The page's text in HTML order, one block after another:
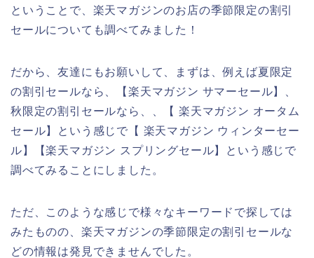
ということで、楽天マガジンのお店の季節限定の割引
セールについても調べてみました！
だから、友達にもお願いして、まずは、例えば夏限定
の割引セールなら、【楽天マガジン サマーセール】、
秋限定の割引セールなら、、【 楽天マガジン オータム
セール】という感じで【 楽天マガジン ウィンターセー
ル】【楽天マガジン スプリングセール】という感じで
調べてみることにしました。
ただ、このような感じで様々なキーワードで探しては
みたものの、楽天マガジンの季節限定の割引セールな
どの情報は発見できませんでした。